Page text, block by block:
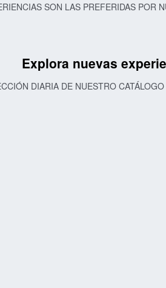
SON LAS PREFERIDAS POR
Explora nuevas
DIARIA DE NUESTRO